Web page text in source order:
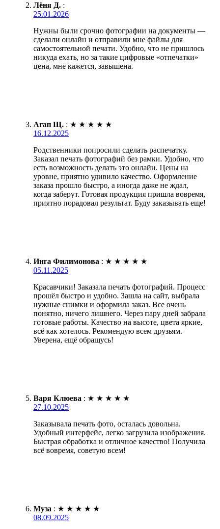
Лёня Д. :
25.01.2026
Нужны были срочно фотографии на документы —
сделали онлайн и отправили мне файлы для
самостоятельной печати. Удобно, что не пришлось
никуда ехать, но за такие цифровые «отпечатки»
цена, мне кажется, завышена.
Агап Щ. : ★ ★ ★ ★ ★
16.12.2025
Родственники попросили сделать распечатку.
Заказал печать фотографий без рамки. Удобно, что
есть возможность делать это онлайн. Цены на
уровне, приятно удивило качество. Оформление
заказа прошло быстро, а иногда даже не ждал,
когда заберут. Готовая продукция пришла вовремя,
приятно порадовал результат. Буду заказывать еще!
Инга Филимонова : ★ ★ ★ ★ ★
05.11.2025
Красавчики! Заказала печать фотографий. Процесс
прошёл быстро и удобно. Зашла на сайт, выбрала
нужные снимки и оформила заказ. Все очень
понятно, ничего лишнего. Через пару дней забрала
готовые работы. Качество на высоте, цвета яркие,
всё как хотелось. Рекомендую всем друзьям.
Уверена, ещё обращусь!
Варя Клюева : ★ ★ ★ ★ ★
27.10.2025
Заказывала печать фото, осталась довольна.
Удобный интерфейс, легко загрузила изображения.
Быстрая обработка и отличное качество! Получила
всё вовремя, советую всем!
Муза : ★ ★ ★ ★ ★
08.09.2025